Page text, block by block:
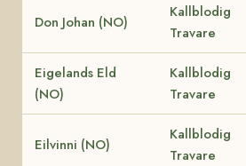
Don Johan (NO)
Kallblodig
Travare
Eigelands Eld
(NO)
Kallblodig
Travare
Eilvinni (NO)
Kallblodig
Travare